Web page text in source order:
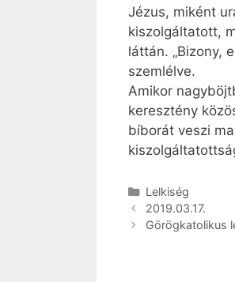
Jézus, miként
kiszolgáltatott,
láttán. „Bizony,
szemlélve.
Amikor
keresztény
bíborát veszi
Kategória
Lelkiség
2019.03.17.
Görögkatolikus